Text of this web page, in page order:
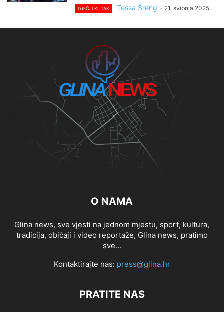
DJEČJI KUTAK Tessa Šreng - 21. svibnja 2025.
O NAMA
Glina news, sve vjesti na jednom mjestu, sport, kultura,
tradicija, običaji i video reportaže, Glina news, pratimo
sve...
Kontaktirajte nas: press@glina.hr
PRATITE NAS